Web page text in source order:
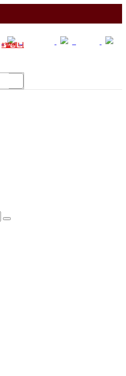
와인조각
#발베니